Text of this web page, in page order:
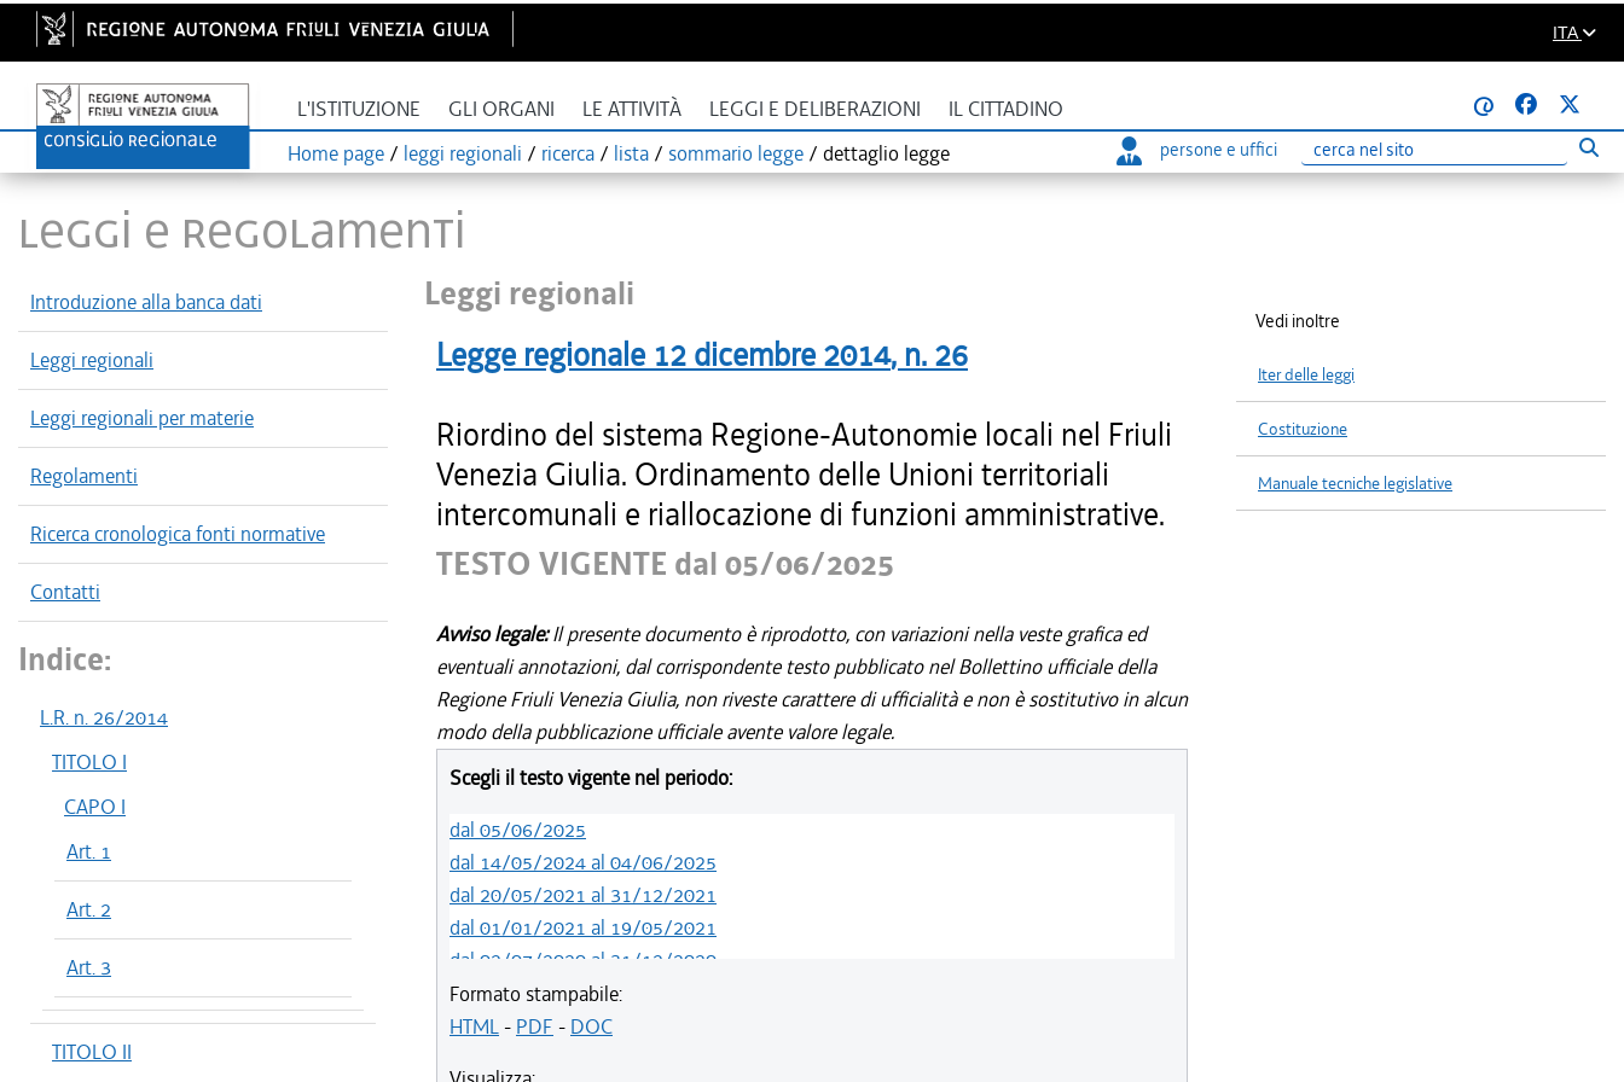
ITA
L'ISTITUZIONE GLI ORGANI LE ATTIVITÀ LEGGI E DELIBERAZIONI IL CITTADINO
@
Home page / leggi regionali / ricerca / lista / sommario legge / dettaglio legge persone e uffici
Ricerca
LEGGI E REGOLAMENTI
Introduzione alla banca dati
Leggi regionali
Leggi regionali per materie
Regolamenti
Ricerca cronologica fonti normative
Contatti
Indice:
L.R. n. 26/2014
TITOLO I
CAPO I
Art. 1
Art. 2
Art. 3
TITOLO II
Leggi regionali
Legge regionale 12 dicembre 2014, n. 26
Riordino del sistema Regione-Autonomie locali nel Friuli
Venezia Giulia. Ordinamento delle Unioni territoriali
intercomunali e riallocazione di funzioni amministrative.
TESTO VIGENTE dal 05/06/2025
Avviso legale:Il presente documento è riprodotto, con variazioni nella veste grafica ed
eventuali annotazioni, dal corrispondente testo pubblicato nel Bollettino ufficiale della
Regione Friuli Venezia Giulia, non riveste carattere di ufficialità e non è sostitutivo in alcun
modo della pubblicazione ufficiale avente valore legale.
Scegli il testo vigente nel periodo:
dal 05/06/2025
dal 14/05/2024 al 04/06/2025
dal 20/05/2021 al 31/12/2021
dal 01/01/2021 al 19/05/2021
dal 02/07/2020 al 31/12/2020
dal 01/07/2020 al 01/07/2020
dal 21/05/2020 al 30/06/2020
Formato stampabile:
HTML- PDF - DOC
Vedi inoltre
Iter delle leggi
Costituzione
Manuale tecniche legislative